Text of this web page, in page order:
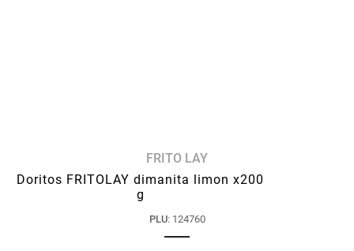
FRITO LAY
Doritos FRITOLAY dimanita limon x200
g
PLU: 124760